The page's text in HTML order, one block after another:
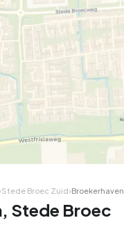
›Stede Broec Zuid›Broekerhaven
Stede Broec